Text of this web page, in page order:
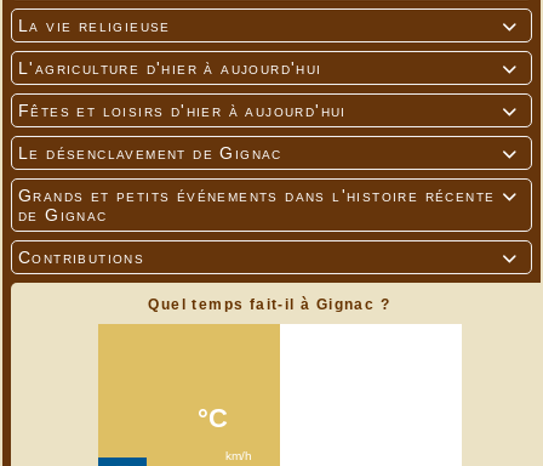

La vie religieuse

L'agriculture d'hier à aujourd'hui

Fêtes et loisirs d'hier à aujourd'hui

Le désenclavement de Gignac

Grands et petits événements dans l'histoire récente
de Gignac

Contributions
Quel temps fait-il à Gignac ?